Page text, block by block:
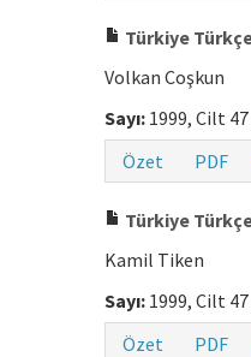
Türkiye
Volkan Coşkun
Sayı: 1999, Cilt 47
Özet
PDF
Türkiye
Kamil Tiken
Sayı: 1999, Cilt 47
Özet
PDF